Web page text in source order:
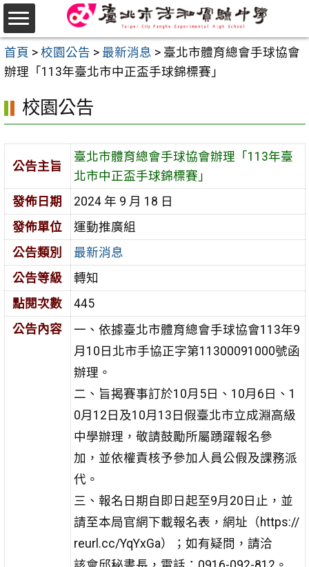
跳
至
主
要
區
首頁 > 校園公告 > 最新消息 > 臺北市體育總會手球協會
辦理「113年臺北市中正盃手球錦標賽」
校園公告
公告主旨
臺北市體育總會手球協會辦理「113年臺
北市中正盃手球錦標賽」
發佈日期
2024 年 9 月 18 日
發佈單位
運動推廣組
公告類別
最新消息
公告等級
轉知
點閱次數
445
公告內容
一、依據臺北市體育總會手球協會113年9
月10日北市手協正字第11300091000號函
辦理。
二、旨揭賽事訂於10月5日、10月6日、1
0月12日及10月13日假臺北市立成淵高級
中學辦理，敬請鼓勵所屬踴躍報名參
加，並依權責核予參加人員公假及課務派
代。
三、報名日期自即日起至9月20日止，並
請至本局官網下載報名表，網址（https://
reurl.cc/YqYxGa）；如有疑問，請洽
選
單